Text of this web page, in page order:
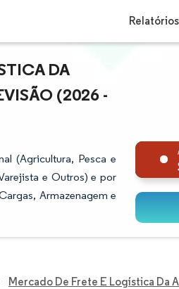
Relatórios
DA
(2026 -
(Agricultura, Pesca e
e Outros) e por
Armazenagem e
Mercado De Frete E Logística Da